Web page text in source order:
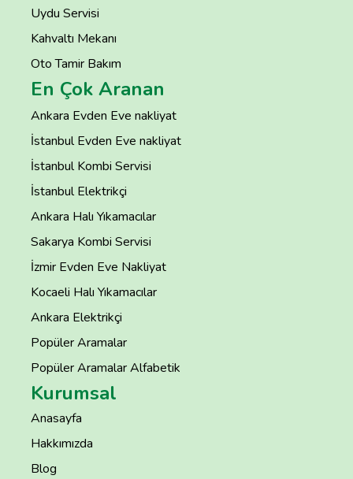
Uydu Servisi
Kahvaltı Mekanı
Oto Tamir Bakım
En Çok Aranan
Ankara Evden Eve nakliyat
İstanbul Evden Eve nakliyat
İstanbul Kombi Servisi
İstanbul Elektrikçi
Ankara Halı Yıkamacılar
Sakarya Kombi Servisi
İzmir Evden Eve Nakliyat
Kocaeli Halı Yıkamacılar
Ankara Elektrikçi
Popüler Aramalar
Popüler Aramalar Alfabetik
Kurumsal
Anasayfa
Hakkımızda
Blog